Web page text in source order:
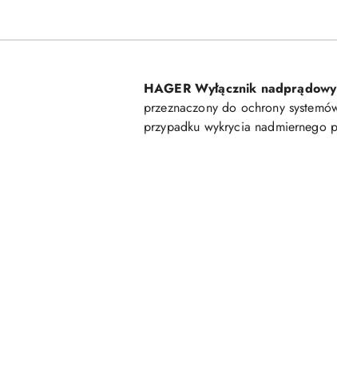
HAGER Wyłącznik
przeznaczony do ochrony
przypadku wykrycia nadmiernego